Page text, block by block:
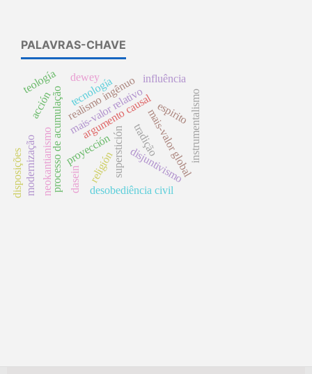
PALAVRAS-CHAVE
argumento causal
superstición
proyección
processo de acumulação mais-valor global
mais-valor relativo
disjuntivismo
religión
realismo ingênuo
tecnología instrumentalismo
dewey
teología
espirito
influência
desobediência civil
neokantianismo dasein
modernização tradição
disposições
acción